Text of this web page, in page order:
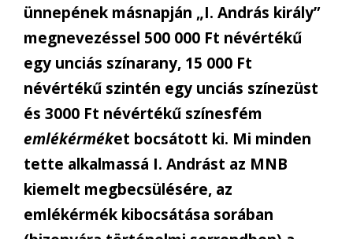
ünnepének másnapján „I. András király”
megnevezéssel 500 000 Ft névértékű
egy unciás színarany, 15 000 Ft
névértékű szintén egy unciás színezüst
és 3000 Ft névértékű színesfém
emlékérméket bocsátott ki. Mi minden
tette alkalmassá I. Andrást az MNB
kiemelt megbecsülésére, az
emlékérmék kibocsátása sorában